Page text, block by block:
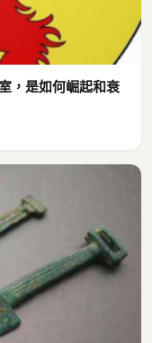
，是如何崛起和衰